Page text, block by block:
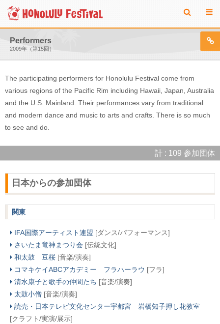
Performers
2009年（第15回）
The participating performers for Honolulu Festival come from
various regions of the Pacific Rim including Hawaii, Japan, Australia
and the U.S. Mainland. Their performances vary from traditional
and modern dance and music to arts and crafts. There is so much
to see and do.
計 : 109 参加団体
日本からの参加団体
関東
IFA国際アーティスト連盟 [ダンス/パフォーマンス]
さいたま竜神まつり会 [伝統文化]
和太鼓 豆桜 [音楽/演奏]
コマキケイABCアカデミー フラハーラウ [フラ]
清水康子と歌手の仲間たち [音楽/演奏]
太鼓小僧 [音楽/演奏]
読売・日本テレビ文化センター宇都宮 岩橋知子押し花教室
[クラフト/実演/展示]